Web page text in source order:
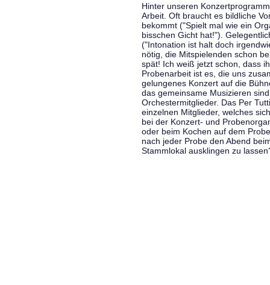
Hinter unseren
Arbeit. Oft braucht es bildliche
bekommt ("Spielt mal wie ein
bisschen Gicht hat!").
("Intonation ist halt doch
nötig, die Mitspielenden schon
spät! Ich weiß jetzt schon, dass
Probenarbeit ist es, die uns
gelungenes Konzert auf die
das gemeinsame Musizieren
Orchestermitglieder. Das Per
einzelnen Mitglieder, welches
bei der Konzert- und
oder beim Kochen auf dem
nach jeder Probe den Abend
Stammlokal ausklingen zu